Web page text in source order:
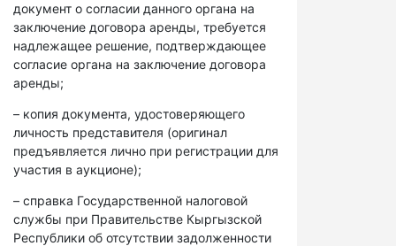
документ о согласии данного органа на
заключение договора аренды, требуется
надлежащее решение, подтверждающее
согласие органа на заключение договора
аренды;
– копия документа, удостоверяющего
личность представителя (оригинал
предъявляется лично при регистрации для
участия в аукционе);
– справка Государственной налоговой
службы при Правительстве Кыргызской
Республики об отсутствии задолженности